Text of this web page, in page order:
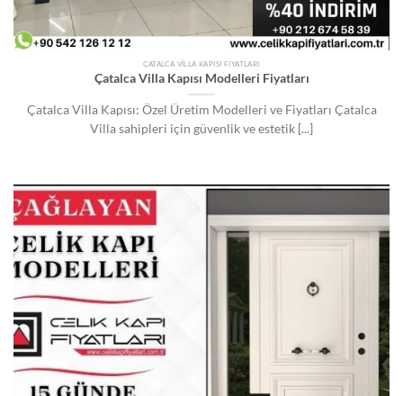
ÇATALCA VILLA KAPISI FIYATLARI
Çatalca Villa Kapısı Modelleri Fiyatları
Çatalca Villa Kapısı: Özel Üretim Modelleri ve Fiyatları Çatalca
Villa sahipleri için güvenlik ve estetik [...]